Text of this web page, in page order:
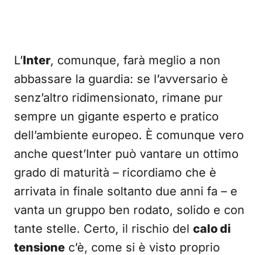
L’Inter, comunque, farà meglio a non
abbassare la guardia: se l’avversario è
senz’altro ridimensionato, rimane pur
sempre un gigante esperto e pratico
dell’ambiente europeo. È comunque vero
anche quest’Inter può vantare un ottimo
grado di maturità – ricordiamo che è
arrivata in finale soltanto due anni fa – e
vanta un gruppo ben rodato, solido e con
tante stelle. Certo, il rischio del calo di
tensione c’è, come si è visto proprio